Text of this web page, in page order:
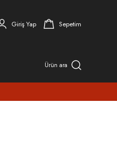
Giriş Yap Sepetim
Ürün ara